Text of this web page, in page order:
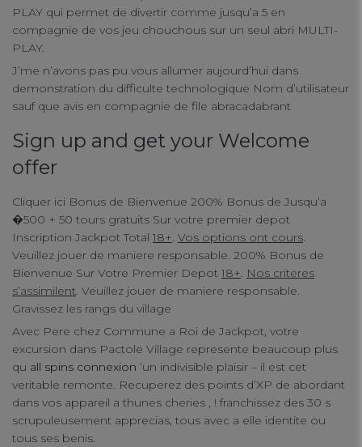
PLAY qui permet de divertir comme jusqu’a 5 en
compagnie de vos jeu chouchous sur un seul abri MULTI-
PLAY.
J’me n’avons pas pu vous allumer aujourd’hui dans
demonstration du difficulte technologique Nom d’utilisateur
sauf que avis en compagnie de file abracadabrant
Sign up and get your Welcome
offer
Cliquer ici Bonus de Bienvenue 200% Bonus de Jusqu’a
�500 + 50 tours gratuits Sur votre premier depot
Inscription Jackpot Total 18+. Vos options ont cours.
Veuillez jouer de maniere responsable. 200% Bonus de
Bienvenue Sur Votre Premier Depot 18+. Nos criteres
s’assimilent. Veuillez jouer de maniere responsable.
Gravissez les rangs du village
Avec Pere chez Commune a Roi de Jackpot, votre
excursion dans Pactole Village represente beaucoup plus
qu all spins connexion ‘un indivisible plaisir – il est cet
veritable remonte. Recuperez des points d’XP de abordant
dans vos appareil a thunes cheries , ! franchissez des 30 s
scrupuleusement apprecias, tous avec a elle identite ou
tous ses benis.
connect
contact us